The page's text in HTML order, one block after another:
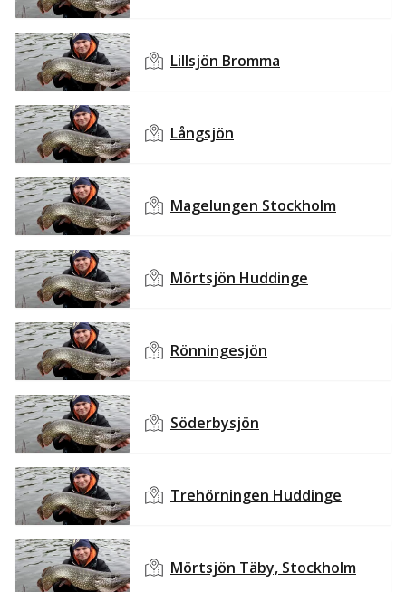
Lillsjön Bromma
Långsjön
Magelungen Stockholm
Mörtsjön Huddinge
Rönningesjön
Söderbysjön
Trehörningen Huddinge
Mörtsjön Täby, Stockholm